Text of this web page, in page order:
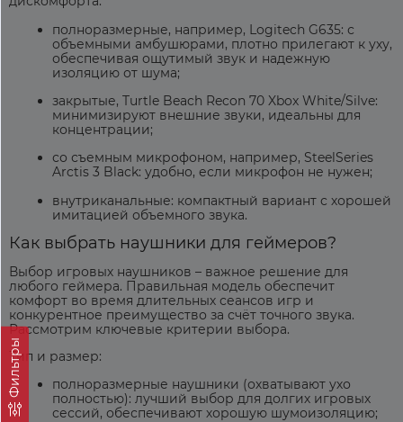
Фильтры
полноразмерные, например, Logitech G635: с
объемными амбушюрами, плотно прилегают к уху,
обеспечивая ощутимый звук и надежную
изоляцию от шума;
закрытые, Turtle Beach Recon 70 Xbox White/Silve:
минимизируют внешние звуки, идеальны для
концентрации;
со съемным микрофоном, например, SteelSeries
Arctis 3 Black: удобно, если микрофон не нужен;
внутриканальные: компактный вариант с хорошей
имитацией объемного звука.
Как выбрать наушники для геймеров?
Выбор игровых наушников – важное решение для
любого геймера. Правильная модель обеспечит
комфорт во время длительных сеансов игр и
конкурентное преимущество за счёт точного звука.
Рассмотрим ключевые критерии выбора.
Тип и размер:
полноразмерные наушники (охватывают ухо
полностью): лучший выбор для долгих игровых
сессий, обеспечивают хорошую шумоизоляцию;